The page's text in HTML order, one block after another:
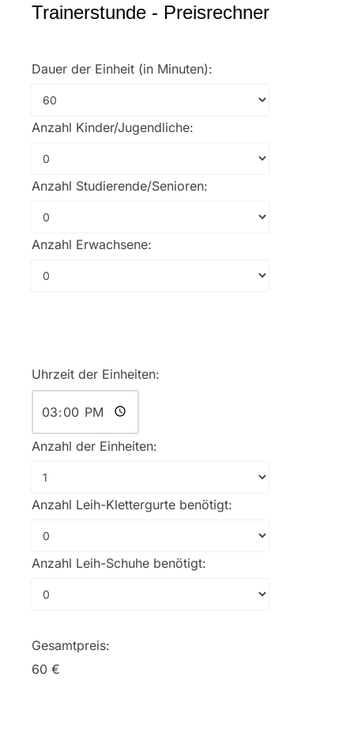
Trainerstunde - Preisrechner
Dauer der Einheit (in Minuten):
Anzahl Kinder/Jugendliche:
Anzahl Studierende/Senioren:
Anzahl Erwachsene:
Uhrzeit der Einheiten:
Anzahl der Einheiten:
Anzahl Leih-Klettergurte benötigt:
Anzahl Leih-Schuhe benötigt:
Gesamtpreis:
60 €